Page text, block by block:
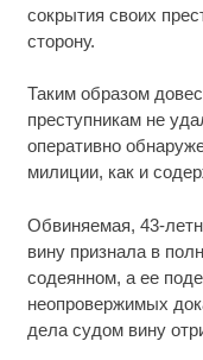
сокрытия своих
сторону.
Таким образом
преступникам не
оперативно
милиции, как и
Обвиняемая, 43-
вину признала в
содеянном, а ее
неопровержимых
дела судом вину